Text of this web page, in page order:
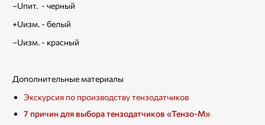
–Uпит. - черный
+Uизм. - белый
–Uизм. - красный
Дополнительные материалы
Экскурсия по производству тензодатчиков
7 причин для выбора тензодатчиков «Тензо-М»